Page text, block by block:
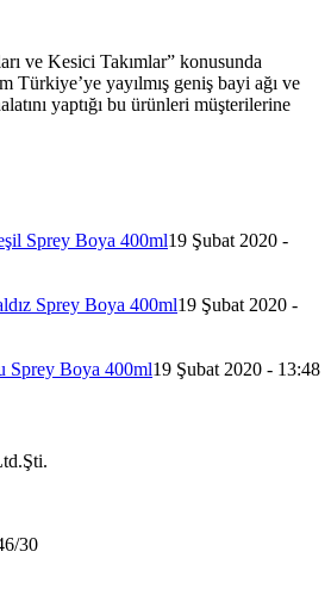
ve Kesici Takımlar” konusunda
Türkiye’ye yayılmış geniş bayi ağı ve
yaptığı bu ürünleri müşterilerine
Sprey Boya 400ml19 Şubat 2020 -
Sprey Boya 400ml19 Şubat 2020 -
Sprey Boya 400ml19 Şubat 2020 - 13:48
30